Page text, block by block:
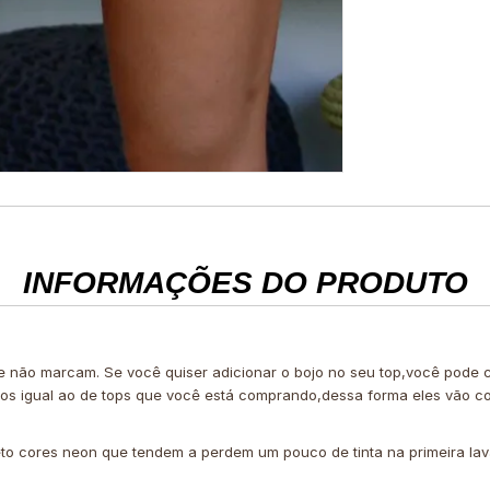
INFORMAÇÕES DO PRODUTO
marcam. Se você quiser adicionar o bojo no seu top,você
igual ao de tops que você está comprando,dessa forma eles vão
cores neon que tendem a perdem um pouco de tinta na primeira